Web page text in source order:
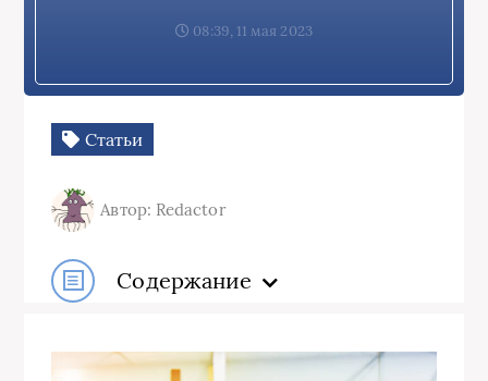
08:39, 11 мая 2023
Статьи
Автор: Redactor
Содержание